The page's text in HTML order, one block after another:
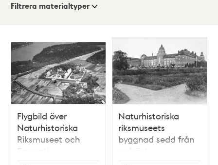
Visningsläge
ListaKarta
Filtrera materialtyper
683träffar
Flygbild över
Naturhistoriska
Riksmuseet och
Frescati
Naturhistoriska
riksmuseets
byggnad sedd från
sydväst